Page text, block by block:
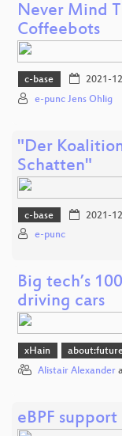
Never Mind
Coffeebots
c-base 2021-
e-punc Jens Ohlig
"Der
Schatten"
c-base 2021-
e-punc
Big tech’s
driving cars
xHain
Alistair Alexander
eBPF